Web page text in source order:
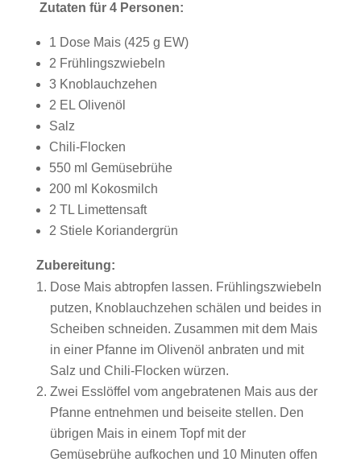
Zutaten für 4 Personen:
1 Dose Mais (425 g EW)
2 Frühlingszwiebeln
3 Knoblauchzehen
2 EL Olivenöl
Salz
Chili-Flocken
550 ml Gemüsebrühe
200 ml Kokosmilch
2 TL Limettensaft
2 Stiele Koriandergrün
Zubereitung:
Dose Mais abtropfen lassen. Frühlingszwiebeln
putzen, Knoblauchzehen schälen und beides in
Scheiben schneiden. Zusammen mit dem Mais
in einer Pfanne im Olivenöl anbraten und mit
Salz und Chili-Flocken würzen.
Zwei Esslöffel vom angebratenen Mais aus der
Pfanne entnehmen und beiseite stellen. Den
übrigen Mais in einem Topf mit der
Gemüsebrühe aufkochen und 10 Minuten offen